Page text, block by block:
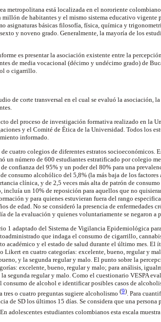
metropolitana está localizada en el nororiente
millón de habitantes y el mismo sistema educativo vigente
asignaturas básicas filosofía, física, química y
y noveno grado. Generalmente, la mayoría de los
es presentar la asociación existente entre la
de media vocacional (décimo y undécimo grado) de
o cigarrillo.
de corte transversal en el cual se evaluó la asociación,
del proceso de investigación formativa realizado en la
y el Comité de Ética de la Universidad. Todos los
informado.
de cuatro colegios de diferentes estratos socioeconómicos.
un número de 600 estudiantes estratificado por colegio
confianza del 95% y un poder del 80% para una
consumo alcohólico del 5,8% (la más baja de los
clínica, y de 2,5 veces más alta de patrón de
incluía un 10% de reposición para aquellos que no
y para quienes estuvieran fuera del rango
de edad. No se consideró la presencia de enfermedades
de la evaluación y quienes voluntariamente se negaron a
1 adaptado del Sistema de Vigilancia Epidemiológica
que indaga el consumo de cigarrillo,
académico y el estado de salud durante el último mes. El
Likert en cuatro categorías: excelente, bueno, regular y
y la segunda regular y malo. El punto sobre la
excelente, bueno, regular y malo; para análisis,
segunda regular y malo. Como el cuestionario VESPA
consumo de alcohol e identificar posibles casos de
tres o cuatro preguntas sugiere alcoholismo (9). Para
de SD los últimos 15 días. Se considera que una
. En adolescentes estudiantes colombianos esta escala